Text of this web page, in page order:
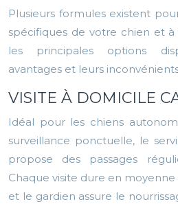
Plusieurs formules existent
spécifiques de votre chien et à
les principales options
avantages et leurs
VISITE À DOMICILE
Idéal pour les chiens
surveillance ponctuelle, le
propose des passages
Chaque visite dure en
et le gardien assure le